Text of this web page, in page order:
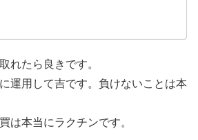
れたら良きです。
運用して吉です。負けないことは本
は本当にラクチンです。